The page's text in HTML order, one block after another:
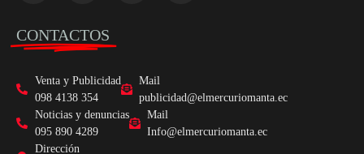
CONTACTOS
Venta y Publicidad
098 4138 354
Mail
publicidad@elmercuriomanta.ec
Noticias y denuncias
095 890 4289
Mail
Info@elmercuriomanta.ec
Dirección